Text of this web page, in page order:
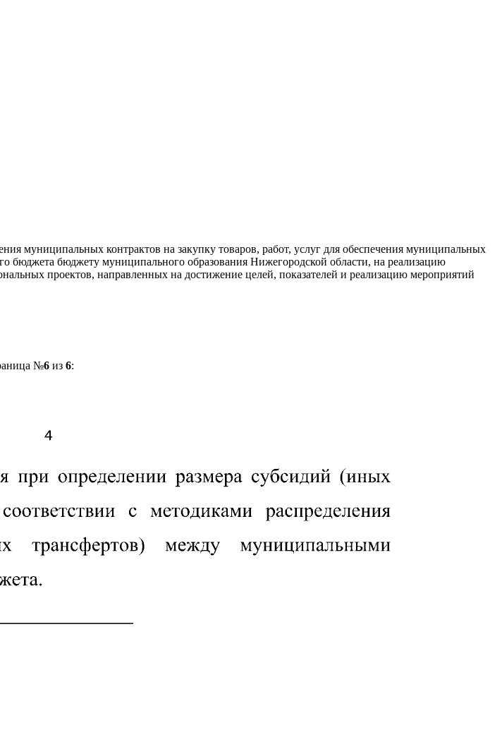
муниципальных контрактов на закупку товаров, работ, услуг для обеспечения муниципальных
бюджета бюджету муниципального образования Нижегородской области, на реализацию
проектов, направленных на достижение целей, показателей и реализацию мероприятий
№6из 6: